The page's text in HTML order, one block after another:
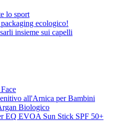
lo sport
ecologico!
insieme sui capelli
all'Arnica per Bambini
Biologico
EQ EVOA Sun Stick SPF 50+